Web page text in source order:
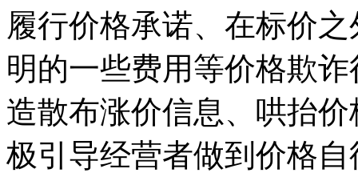
履行价格承诺、在标价
明的一些费用等价格欺
造散布涨价信息、哄抬
极引导经营者做到价格